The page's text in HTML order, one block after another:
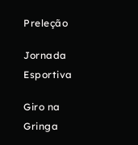
Preleção
Jornada
Esportiva
Giro na
Gringa